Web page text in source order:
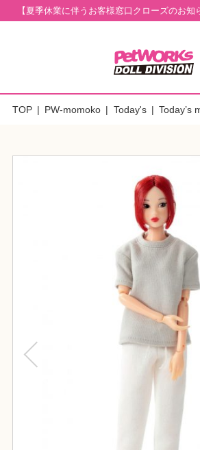
【夏季休業に伴うお客様窓口クローズのお知
TOP PW-momoko Today's Today’s